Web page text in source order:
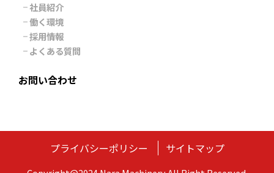
社員紹介
働く環境
採用情報
よくある質問
お問い合わせ
プライバシーポリシー サイトマップ